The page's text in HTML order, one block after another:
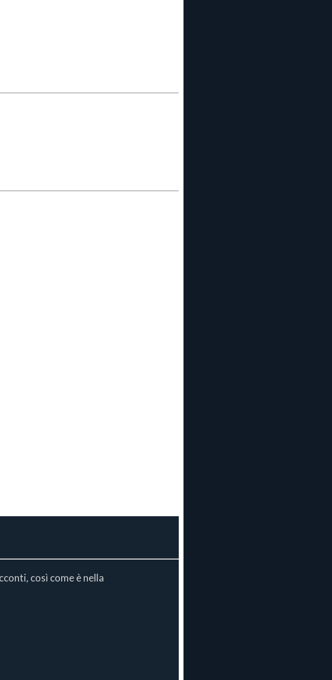
così come è nella